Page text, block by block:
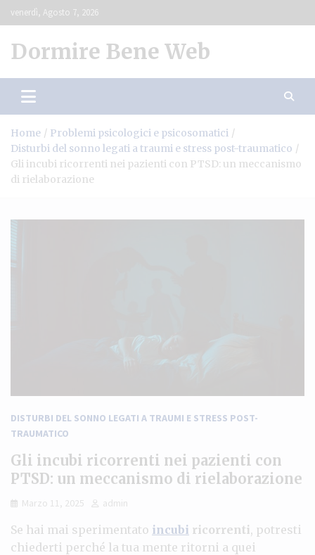
to
venerdì, Agosto 7, 2026
Dormire Bene Web
Home
Problemi psicologici e psicosomatici
Disturbi del sonno legati a traumi e stress post-traumatico
Gli incubi ricorrenti nei pazienti con PTSD: un meccanismo
di rielaborazione
DISTURBI DEL SONNO LEGATI A TRAUMI E STRESS POST-
TRAUMATICO
Gli incubi ricorrenti nei pazienti con
PTSD: un meccanismo di rielaborazione
Marzo 11, 2025 admin
Se hai mai sperimentato incubi ricorrenti, potresti
chiederti perché la tua mente ritorni a quei